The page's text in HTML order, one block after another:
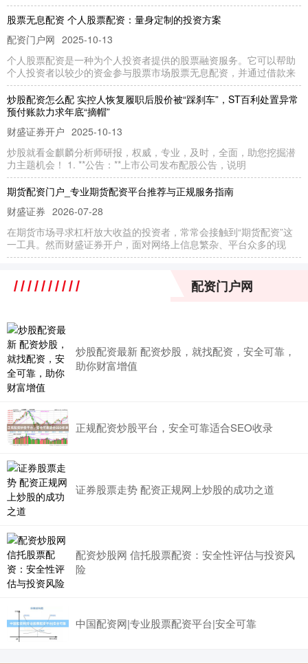
股票无息配资 个人股票配资：量身定制的投资方案
配资门户网 2025-10-13
个人股票配资是一种为个人投资者提供的股票融资服务。它可以帮助
个人投资者以较少的资金参与股票市场股票无息配资，并通过借款来
炒股配资怎么配 实控人恢复履职后股价被“踩刹车”，ST百利处置异常
预付账款力求年底“摘帽”
财盛证券开户 2025-10-13
炒股就看金麒麟分析师研报，权威，专业，及时，全面，助您挖掘潜
力主题机会！ 1. **公告：**上市公司发布配股公告，说明
期货配资门户_专业期货配资平台推荐与正规服务指南
财盛证券 2026-07-28
在期货市场寻求杠杆放大收益的投资者，常常会接触到“期货配资”这
一工具。然而财盛证券开户，面对网络上信息繁杂、平台众多的现
财盛证券
2026-08-05
大资金、提升收益的重要渠道。然而，市场上配资公司良莠不齐，如
配资门户网
炒股配资最新 配资炒股，就找配资，安全可靠，
助你财富增值
正规配资炒股平台，安全可靠适合SEO收录
证券股票走势 配资正规网上炒股的成功之道
配资炒股网 信托股票配资：安全性评估与投资风
险
中国配资网|专业股票配资平台|安全可靠